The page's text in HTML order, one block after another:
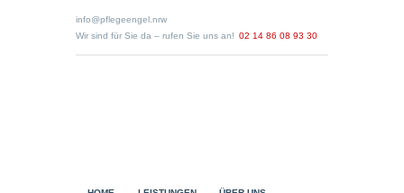
info@pflegeengel.nrw
Wir sind für Sie da – rufen Sie uns an! 02 14 86 08 93 30